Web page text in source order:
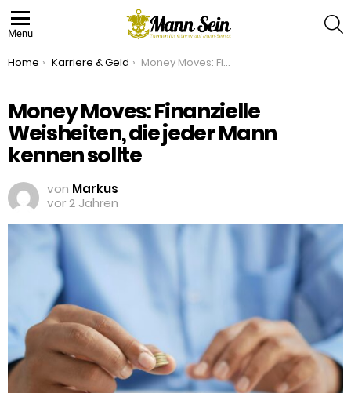
Menu
You are here:
Home Karriere & Geld Money Moves: Finanzielle Weisheiten, die jeder Mann kennen sollte
Money Moves: Finanzielle
Weisheiten, die jeder Mann
kennen sollte
von Markus
vor 2 Jahren